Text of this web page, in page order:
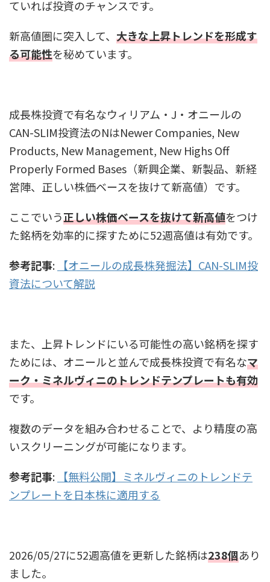
ていれば投資のチャンスです。
新高値圏に突入して、 大きな上昇トレンドを形成す
る可能性を秘めています。
成長株投資で有名なウィリアム・J・オニールの
CAN-SLIM投資法のNはNewer Companies, New
Products, New Management, New Highs Off
Properly Formed Bases（新興企業、新製品、新経
営陣、正しい株価ベースを抜けて新高値）です。
ここでいう正しい株価ベースを抜けて新高値をつけ
た銘柄を効率的に探すために52週高値は有効です。
参考記事:
【オニールの成長株発掘法】CAN-SLIM投
資法について解説
また、上昇トレンドにいる可能性の高い銘柄を探す
ためには、オニールと並んで成長株投資で有名なマ
ーク・ミネルヴィニのトレンドテンプレートも有効
です。
複数のデータを組み合わせることで、より精度の高
いスクリーニングが可能になります。
参考記事:
【無料公開】ミネルヴィニのトレンドテ
ンプレートを日本株に適用する
2026/05/27に52週高値を更新した銘柄は238個あり
ました。